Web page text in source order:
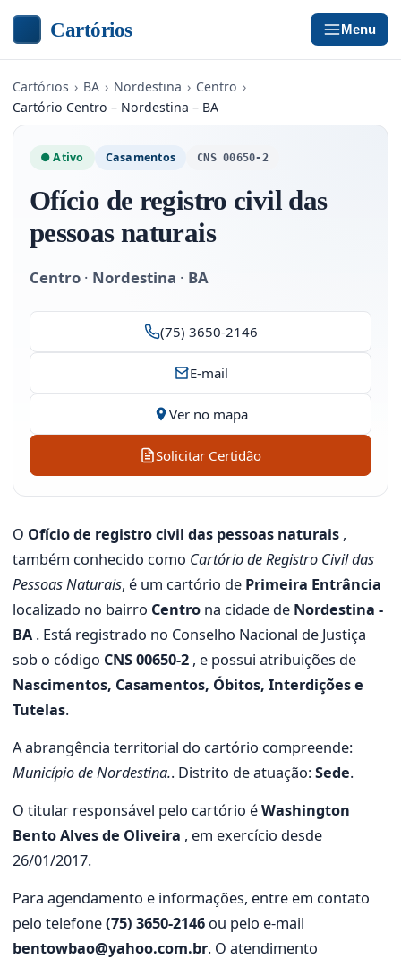
Cartórios Menu
Cartórios › BA › Nordestina › Centro ›
Cartório Centro – Nordestina – BA
● Ativo Casamentos CNS 00650-2
Ofício de registro civil das
pessoas naturais
Centro · Nordestina · BA
(75) 3650-2146
E-mail
Ver no mapa
Solicitar Certidão
O Ofício de registro civil das pessoas naturais ,
também conhecido como Cartório de Registro Civil das
Pessoas Naturais, é um cartório de Primeira Entrância
localizado no bairro Centro na cidade de Nordestina -
BA . Está registrado no Conselho Nacional de Justiça
sob o código CNS 00650-2 , e possui atribuições de
Nascimentos, Casamentos, Óbitos, Interdições e
Tutelas.
A abrangência territorial do cartório compreende:
Município de Nordestina.. Distrito de atuação:Sede.
O titular responsável pelo cartório éWashington
Bento Alves de Oliveira , em exercício desde
26/01/2017.
Para agendamento e informações, entre em contato
pelo telefone(75) 3650-2146 ou pelo e-mail
bentowbao@yahoo.com.br. O atendimento